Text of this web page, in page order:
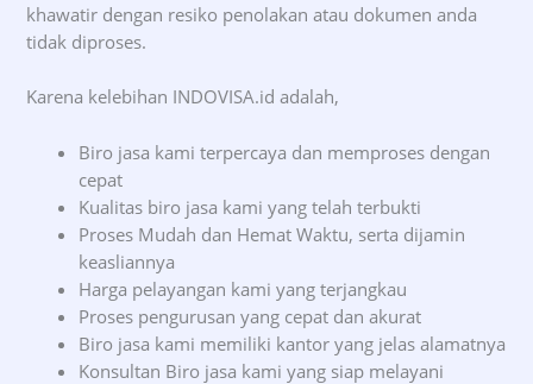
khawatir dengan resiko penolakan atau dokumen anda
tidak diproses.
Karena kelebihan INDOVISA.id adalah,
Biro jasa kami terpercaya dan memproses dengan
cepat
Kualitas biro jasa kami yang telah terbukti
Proses Mudah dan Hemat Waktu, serta dijamin
keasliannya
Harga pelayangan kami yang terjangkau
Proses pengurusan yang cepat dan akurat
Biro jasa kami memiliki kantor yang jelas alamatnya
Konsultan Biro jasa kami yang siap melayani